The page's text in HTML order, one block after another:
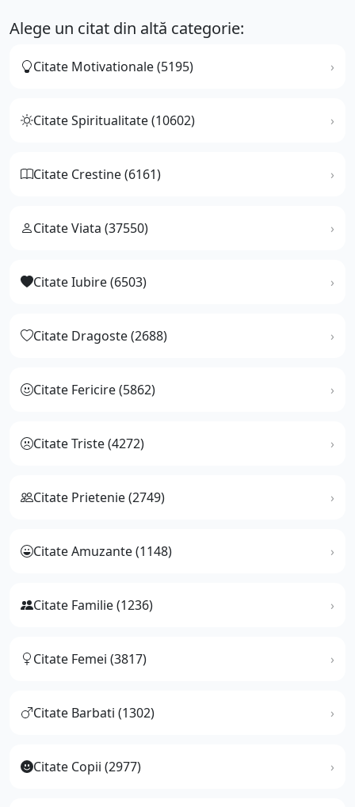
Alege un citat din altă categorie:
Citate Motivationale (5195)
Citate Spiritualitate (10602)
Citate Crestine (6161)
Citate Viata (37550)
Citate Iubire (6503)
Citate Dragoste (2688)
Citate Fericire (5862)
Citate Triste (4272)
Citate Prietenie (2749)
Citate Amuzante (1148)
Citate Familie (1236)
Citate Femei (3817)
Citate Barbati (1302)
Citate Copii (2977)